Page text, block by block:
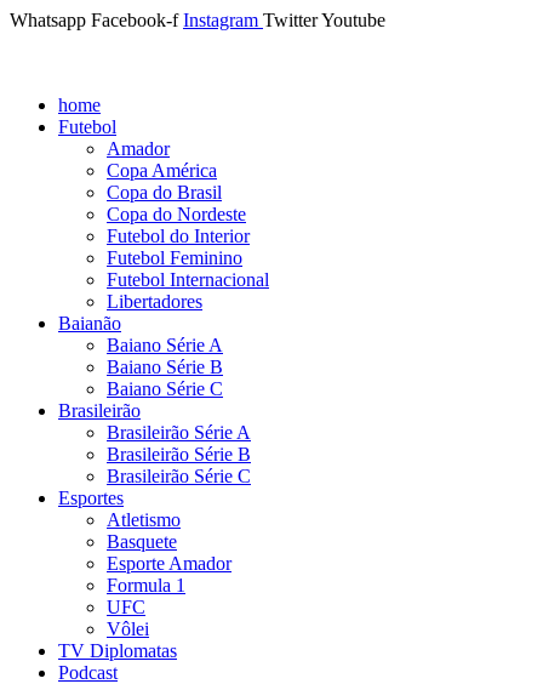
Whatsapp Facebook-f Instagram TwitterYoutube
home
Futebol
Amador
Copa América
Copa do Brasil
Copa do Nordeste
Futebol do Interior
Futebol Feminino
Futebol Internacional
Libertadores
Baianão
Baiano Série A
Baiano Série B
Baiano Série C
Brasileirão
Brasileirão Série A
Brasileirão Série B
Brasileirão Série C
Esportes
Atletismo
Basquete
Esporte Amador
Formula 1
UFC
Vôlei
TV Diplomatas
Podcast